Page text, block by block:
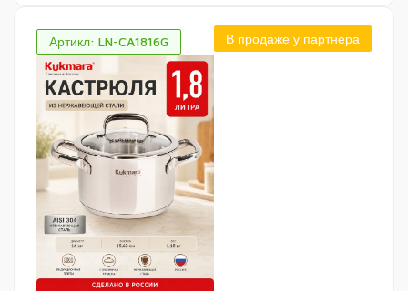
Артикл: LN-CA1816G В продаже у партнера